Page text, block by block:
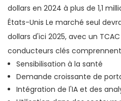
dollars en 2024 à plus de 1,1
États-Unis Le marché seul
dollars d'ici 2025, avec un TCAC
conducteurs clés
Sensibilisation à la santé
Demande croissante de
Intégration de l'IA et des